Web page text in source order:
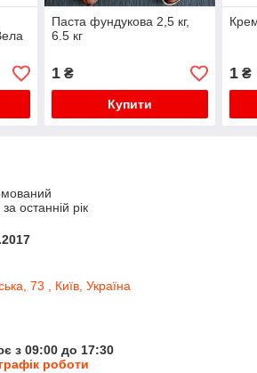
Паста фундукова 2,5 кг,
6.5 кг
1₴
Купити
1 ₴
останній рік
73 , Київ, Україна
з 09:00 до 17:30
роботи